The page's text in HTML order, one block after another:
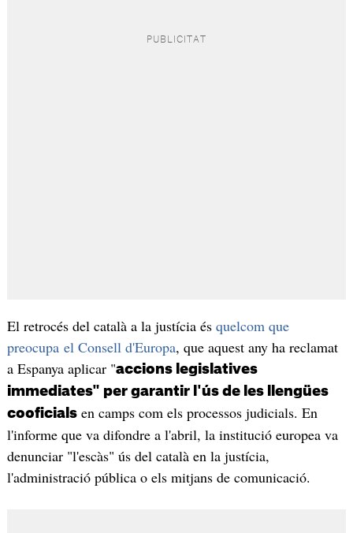
El retrocés del català a la justícia és quelcom que
preocupa el Consell d'Europa, que aquest any ha reclamat
a Espanya aplicar "accions legislatives
immediates" per garantir l'ús de les llengües
cooficialsen camps com els processos judicials. En
l'informe que va difondre a l'abril, la institució europea va
denunciar "l'escàs" ús del català en la justícia,
l'administració pública o els mitjans de comunicació.